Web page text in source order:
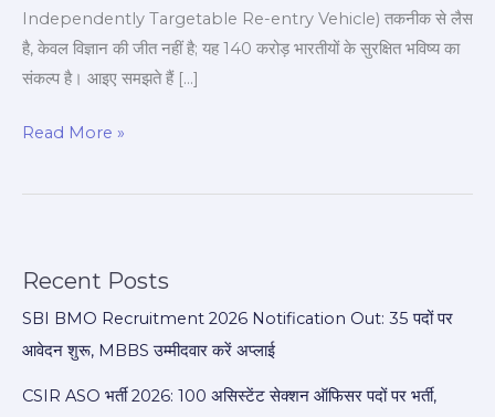
Independently Targetable Re-entry Vehicle) तकनीक से लैस
है, केवल विज्ञान की जीत नहीं है; यह 140 करोड़ भारतीयों के सुरक्षित भविष्य का
संकल्प है। आइए समझते हैं […]
Read More »
Recent Posts
SBI BMO Recruitment 2026 Notification Out: 35 पदों पर
आवेदन शुरू, MBBS उम्मीदवार करें अप्लाई
CSIR ASO भर्ती 2026: 100 असिस्टेंट सेक्शन ऑफिसर पदों पर भर्ती,